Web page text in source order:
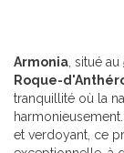
Armonia, situé au
Roque-
tranquillité où la
et verdoyant, ce